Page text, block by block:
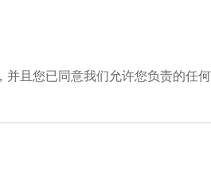
且您已同意我们允许您负责的任何